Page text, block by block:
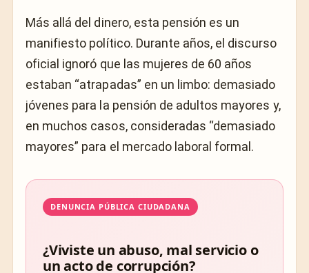
Más allá del dinero, esta pensión es un
manifiesto político. Durante años, el discurso
oficial ignoró que las mujeres de 60 años
estaban “atrapadas” en un limbo: demasiado
jóvenes para la pensión de adultos mayores y,
en muchos casos, consideradas “demasiado
mayores” para el mercado laboral formal.
DENUNCIA PÚBLICA CIUDADANA
¿Viviste un abuso, mal servicio o
un acto de corrupción?